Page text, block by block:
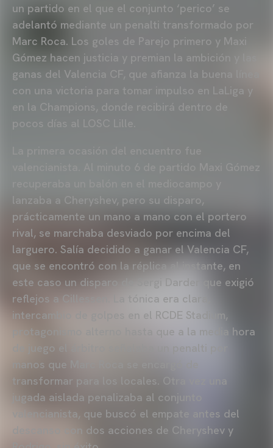
un partido en el que el conjunto ‘perico’ se
adelantó mediante un penalti transformado por
Marc Roca. Los goles de Parejo primero y Maxi
Gómez hacen justicia y premian la ambición y las
ganas del Valencia CF, que afianza la buena línea
con una victoria para tomar impulso en LaLiga y
en la Champions, donde recibirá dentro de
pocos días al LOSC Lille.
lanzaba a Cheryshev, pero su disparo,
prácticamente un mano a mano con el portero
rival, se marchaba desviado por encima del
larguero. Salía decidido a ganar el Valencia CF,
que se encontró con la réplica al instante, en
este caso un disparo de Sergi Darder que exigió
reflejos a Cillessen. La tónica era clara,
intercambio de golpes en el RCDE Stadium,
protagonismo alterno hasta que a la media hora
de juego el árbitro señalaba un penalti por
manos que Marc Roca se encargó de
transformar para los locales. Otra vez una
jugada aislada penalizaba al conjunto
valencianista, que buscó el empate antes del
descanso con dos acciones de Cheryshev y